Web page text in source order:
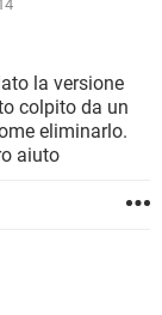
la versione
colpito da un
eliminarlo.
aiuto